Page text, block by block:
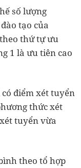
số lượng
tạo của
thứ tự ưu
1 là ưu tiên cao
điểm xét tuyển
thức xét
tuyển vừa
theo tổ hợp